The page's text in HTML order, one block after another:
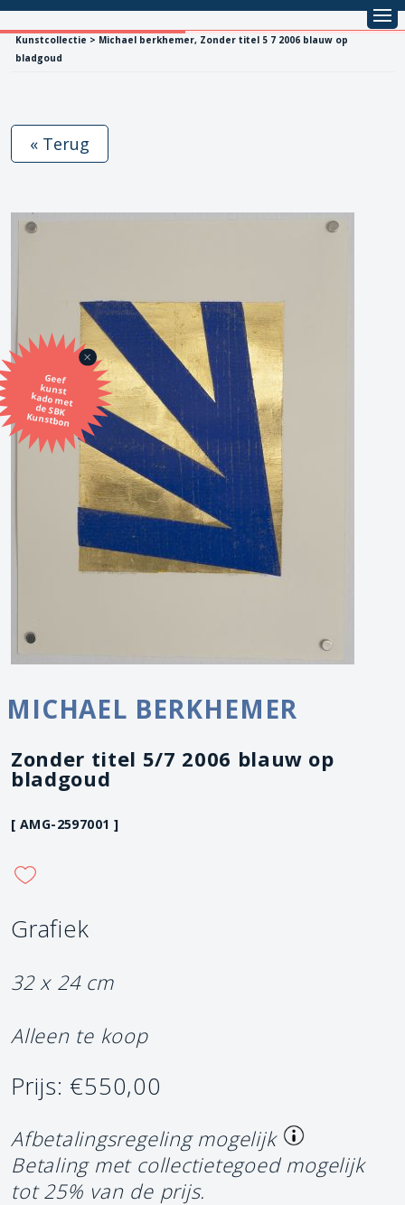
Kunstcollectie > Michael berkhemer, Zonder titel 5 7 2006 blauw op
bladgoud
Geef
kunst
kado met
de SBK
Kunstbon
« Terug
MICHAEL BERKHEMER
Zonder titel 5/7 2006 blauw op
bladgoud
[ AMG-2597001 ]
Grafiek
32 x 24 cm
Alleen te koop
Prijs: €550,00
Afbetalingsregeling mogelijk
Betaling met collectietegoed mogelijk
tot 25% van de prijs.